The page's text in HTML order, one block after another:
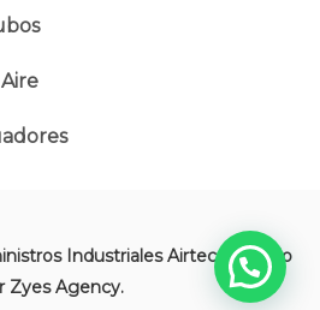
Industriales Airtec | Creado
Zyes Agency.